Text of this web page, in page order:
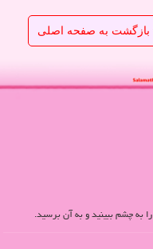
بازگشت به صفحه اصلی
به چشم ببینید و به آن برسید.